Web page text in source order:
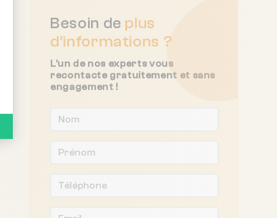
Besoin de plus
d'informations ?
L'un de nos experts vous
recontacte gratuitement et sans
engagement !